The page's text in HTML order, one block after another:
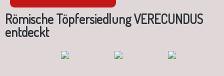
Römische Töpfersiedlung VERECUNDUS
entdeckt